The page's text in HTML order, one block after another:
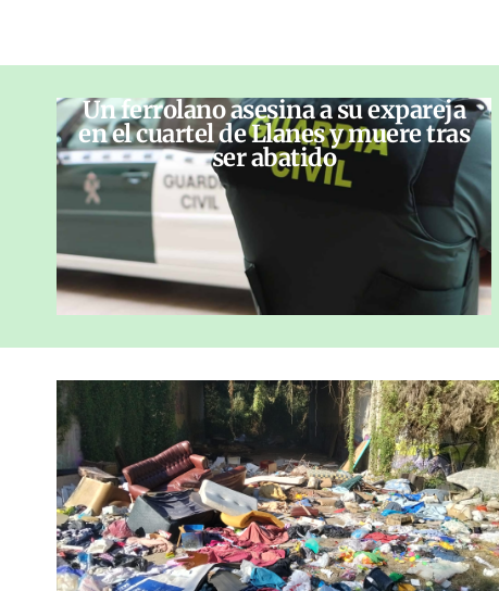
Un ferrolano asesina a su expareja
en el cuartel de Llanes y muere tras
ser abatido